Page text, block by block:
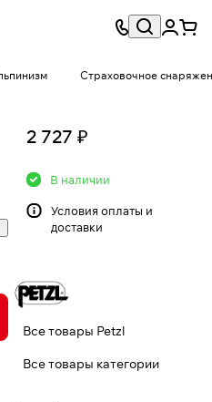
Страховочное
2 727 ₽
В наличии
Условия оплаты и
доставки
Все товары Petzl
Все товары категории